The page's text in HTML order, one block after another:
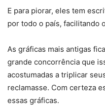
E para piorar, eles tem
por todo o país, facilitando
As gráficas mais antigas
grande concorrência que
acostumadas a triplicar
reclamasse. Com certeza
essas gráficas.